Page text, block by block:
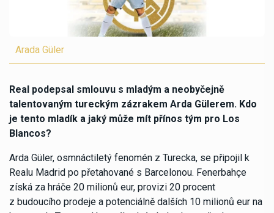
Arada Güler
Real podepsal smlouvu s mladým a neobyčejně
talentovaným tureckým zázrakem Arda Gülerem. Kdo
je tento mladík a jaký může mít přínos tým pro Los
Blancos?
Arda Güler, osmnáctiletý fenomén z Turecka, se připojil k
Realu Madrid po přetahované s Barcelonou. Fenerbahçe
získá za hráče 20 milionů eur, provizi 20 procent
z budoucího prodeje a potenciálně dalších 10 milionů eur na